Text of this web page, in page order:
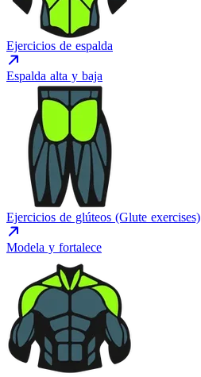
Ejercicios de espalda
Espalda alta y baja
Ejercicios de glúteos (Glute exercises)
Modela y fortalece